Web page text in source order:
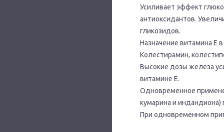
Усиливает эффект
антиоксидантов.
гликозидов.
Назначение витамина Е
Колестирамин,
Высокие дозы железа
витамине Е.
Одновременное
кумарина и
При одновременном